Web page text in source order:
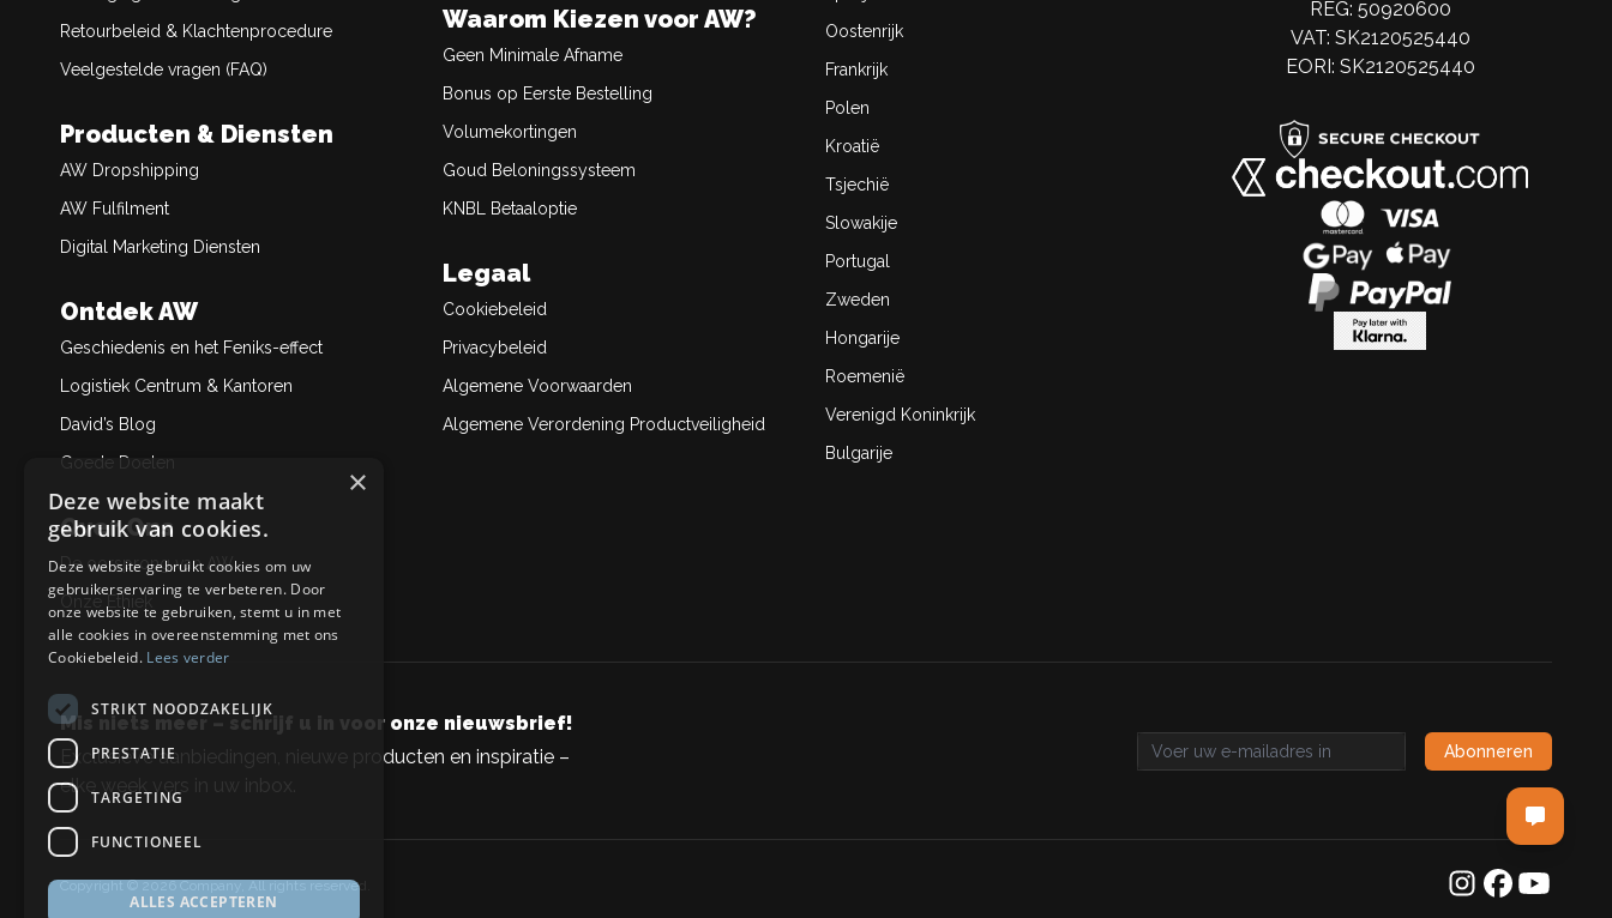
Retourbeleid & Klachtenprocedure
Veelgestelde vragen (FAQ)
Producten & Diensten
AW Dropshipping
AW Fulfilment
Digital Marketing Diensten
Ontdek AW
Geschiedenis en het Feniks-effect
Logistiek Centrum & Kantoren
David’s Blog
Goede Doelen
Over Ons
De oorsprong van AW
Waarom Kiezen voor AW?
Geen Minimale Afname
Bonus op Eerste Bestelling
Volumekortingen
Goud Beloningssysteem
KNBL Betaaloptie
Legaal
Cookiebeleid
Privacybeleid
Algemene Voorwaarden
Algemene Verordening Productveiligheid
Oostenrijk
Frankrijk
Polen
Kroatië
Tsjechië
Slowakije
Portugal
Zweden
Hongarije
Roemenië
Verenigd Koninkrijk
Bulgarije
REG: 50920600
VAT: SK2120525440
EORI: SK2120525440
Mis niets meer – schrijf u in voor onze nieuwsbrief!
Exclusieve aanbiedingen, nieuwe producten en inspiratie –
elke week vers in uw inbox.
Email address
Abonneren
Copyright © 2026 Company, All rights reserved.
×
Deze website maakt
gebruik van cookies.
Deze website gebruikt cookies om uw
gebruikerservaring te verbeteren. Door
onze website te gebruiken, stemt u in met
alle cookies in overeenstemming met ons
Cookiebeleid. Lees verder
STRIKT NOODZAKELIJK
PRESTATIE
TARGETING
FUNCTIONEEL
ALLES ACCEPTEREN